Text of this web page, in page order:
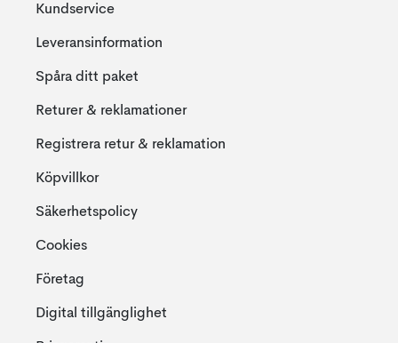
Kundservice
Leveransinformation
Spåra ditt paket
Returer & reklamationer
Registrera retur & reklamation
Köpvillkor
Säkerhetspolicy
Cookies
Företag
Digital tillgänglighet